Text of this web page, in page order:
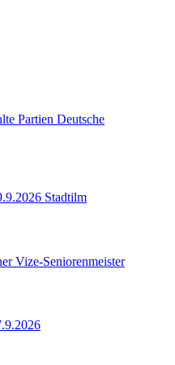
Partien Deutsche
Stadtilm
Vize-Seniorenmeister